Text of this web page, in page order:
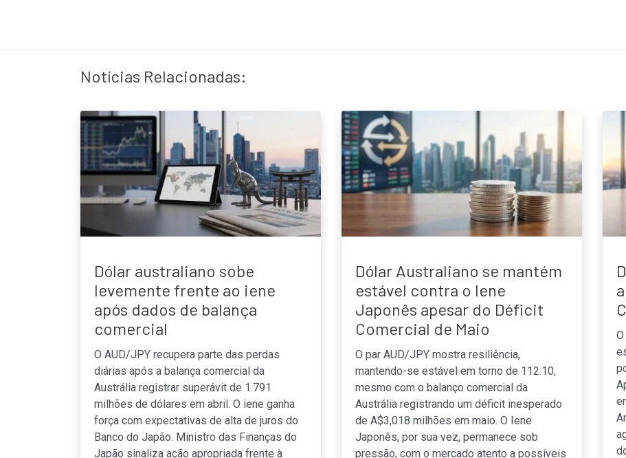
Notícias Relacionadas:
Dólar australiano sobe
levemente frente ao iene
após dados de balança
comercial
O AUD/JPY recupera parte das perdas
diárias após a balança comercial da
Austrália registrar superávit de 1.791
milhões de dólares em abril. O iene ganha
força com expectativas de alta de juros do
Banco do Japão. Ministro das Finanças do
Japão sinaliza ação apropriada frente à
Dólar Australiano se mantém
estável contra o Iene
Japonês apesar do Déficit
Comercial de Maio
O par AUD/JPY mostra resiliência,
mantendo-se estável em torno de 112.10,
mesmo com o balanço comercial da
Austrália registrando um déficit inesperado
de A$3,018 milhões em maio. O Iene
Japonês, por sua vez, permanece sob
pressão, com o mercado atento a possíveis